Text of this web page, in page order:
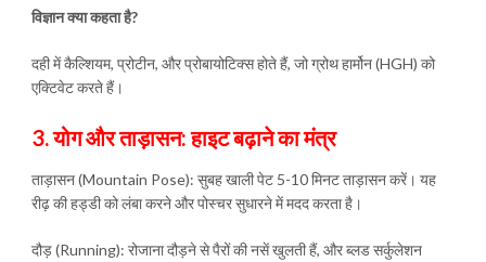
विज्ञान क्या कहता है?
दही में कैल्शियम, प्रोटीन, और प्रोबायोटिक्स होते हैं, जो ग्रोथ हार्मोन (HGH) को
एक्टिवेट करते हैं।
3. योग और ताड़ासन: हाइट बढ़ाने का मंत्र
ताड़ासन (Mountain Pose): सुबह खाली पेट 5-10 मिनट ताड़ासन करें। यह
रीढ़ की हड्डी को लंबा करने और पोस्चर सुधारने में मदद करता है।
दौड़ (Running): रोजाना दौड़ने से पैरों की नसें खुलती हैं, और ब्लड सर्कुलेशन